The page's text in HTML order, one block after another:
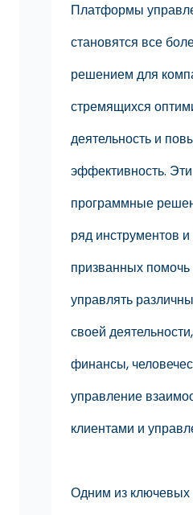
Платформы
становятся все
решением для
стремящихся
деятельность и
эффективность.
программные
ряд инструментов
призванных
управлять
своей
финансы,
управление
клиентами и
Одним из